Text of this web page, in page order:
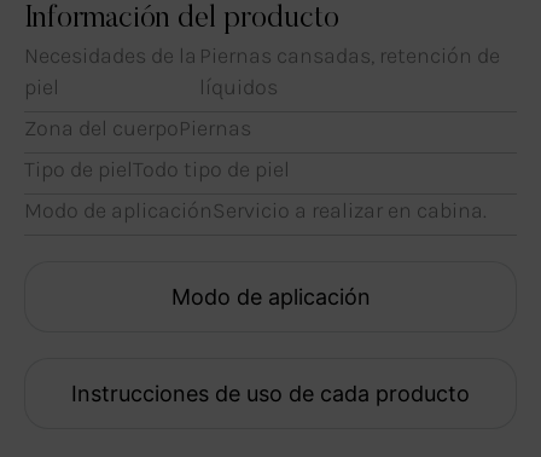
Modo de aplicación
Instrucciones de uso de cada producto
Información del producto
Necesidades de la
piel
Piernas cansadas, retención de
líquidos
Zona del cuerpoPiernas
Tipo de pielTodo tipo de piel
Modo de aplicaciónServicio a realizar en cabina.